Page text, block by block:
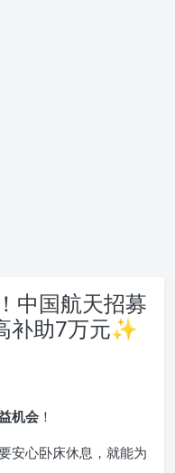
中国航天招募
补助7万元✨
机会 ！
安心卧床休息，就能为